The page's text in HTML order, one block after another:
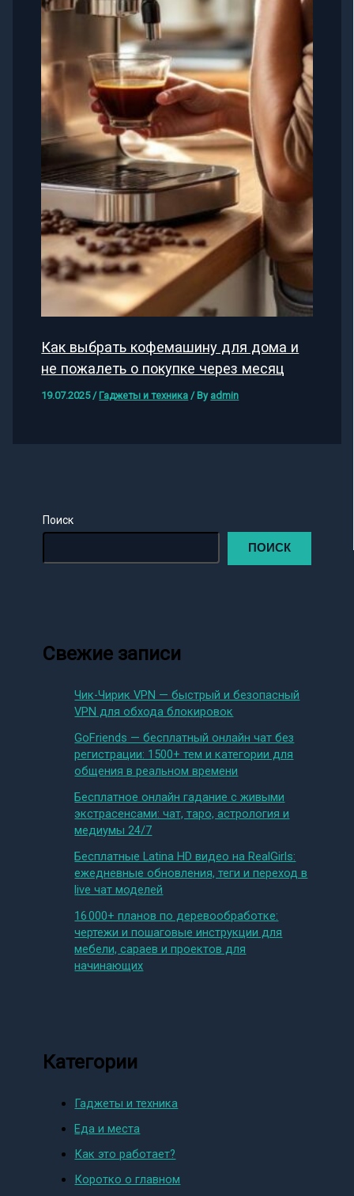
Как выбрать кофемашину для дома и
не пожалеть о покупке через месяц
19.07.2025/ Гаджеты и техника / By admin
Поиск
ПОИСК
Свежие записи
Чик-Чирик VPN — быстрый и безопасный
VPN для обхода блокировок
GoFriends — бесплатный онлайн чат без
регистрации: 1500+ тем и категории для
общения в реальном времени
Бесплатное онлайн гадание с живыми
экстрасенсами: чат, таро, астрология и
медиумы 24/7
Бесплатные Latina HD видео на RealGirls:
ежедневные обновления, теги и переход в
live чат моделей
16 000+ планов по деревообработке:
чертежи и пошаговые инструкции для
мебели, сараев и проектов для
начинающих
Категории
Гаджеты и техника
Еда и места
Как это работает?
Коротко о главном